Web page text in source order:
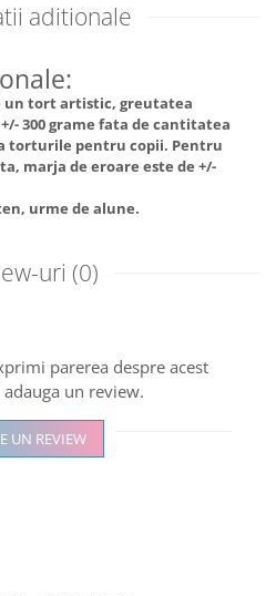
aditionale
un tort artistic, greutatea
300 grame fata de cantitatea
torturile pentru copii. Pentru
marja de eroare este de +/-
urme de alune.
uri (0)
parerea despre acest
un review.
UN REVIEW